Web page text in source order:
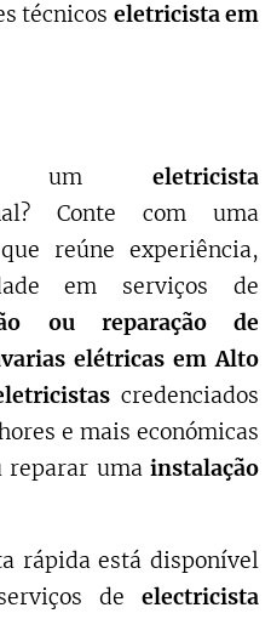
técnicos eletricista em
um eletricista
Conte com uma
reúne experiência,
em serviços de
ou reparação de
elétricas em Alto
credenciados
e mais económicas
reparar uma instalação
rápida está disponível
de electricista